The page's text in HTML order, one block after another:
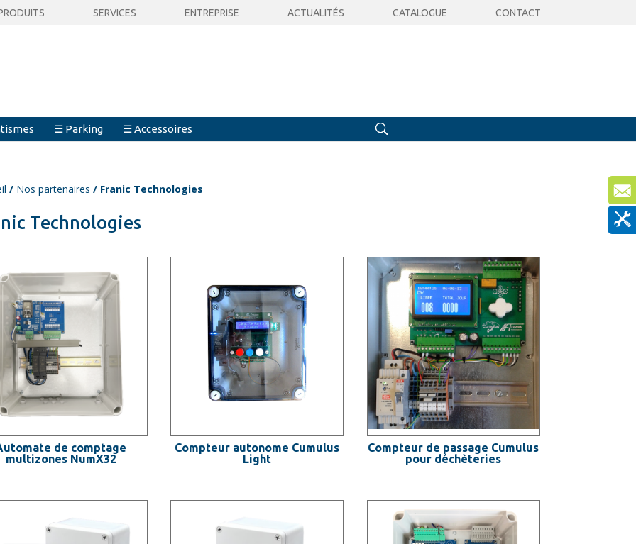
SERVICES ENTREPRISE ACTUALITÉS CATALOGUE CONTACT
☰ Parking ☰ Accessoires
/ Nos partenaires / Franic Technologies
Technologies
de comptage
multizones NumX32
Compteur autonome Cumulus
Light
Compteur de passage Cumulus
pour déchèteries